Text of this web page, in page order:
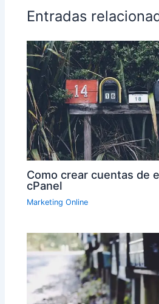
Entradas
Como crear cuentas de
cPanel
Marketing Online